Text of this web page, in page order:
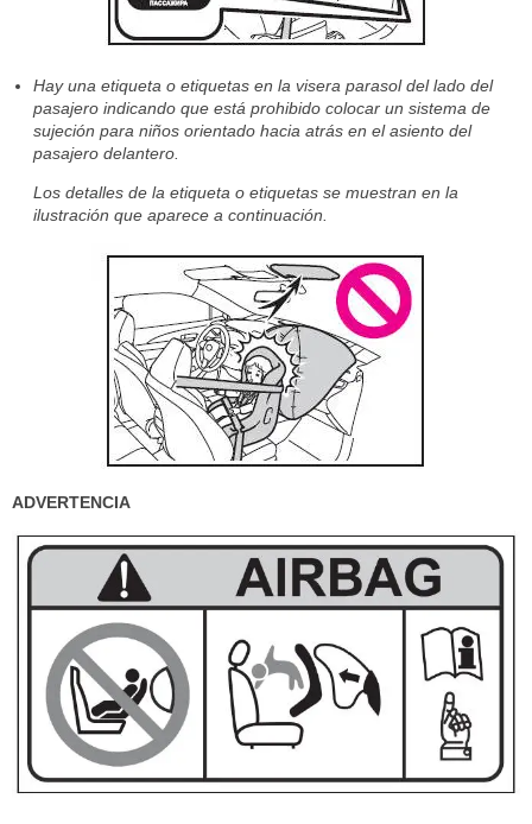
Hay una etiqueta o etiquetas en la visera parasol del lado del
pasajero indicando que está prohibido colocar un sistema de
sujeción para niños orientado hacia atrás en el asiento del
pasajero delantero.
Los detalles de la etiqueta o etiquetas se muestran en la
ilustración que aparece a continuación.
ADVERTENCIA